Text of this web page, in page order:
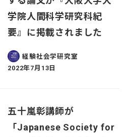
学院人間科学研究科紀
要』に掲載されました
経験社会学研究室
投稿日
2022年7月13日
五十嵐彰講師が
「Japanese Society for